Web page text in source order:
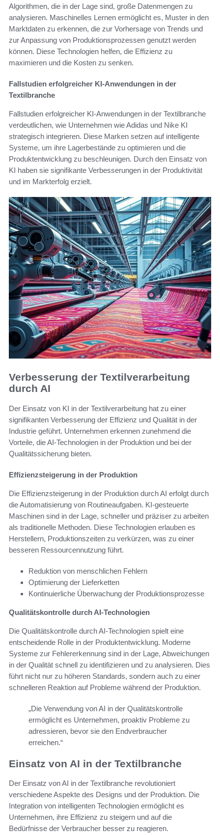
Algorithmen, die in der Lage sind, große Datenmengen zu
analysieren. Maschinelles Lernen ermöglicht es, Muster in den
Marktdaten zu erkennen, die zur Vorhersage von Trends und
zur Anpassung von Produktionsprozessen genutzt werden
können. Diese Technologien helfen, die Effizienz zu
maximieren und die Kosten zu senken.
Fallstudien erfolgreicher KI-Anwendungen in der
Textilbranche
Fallstudien erfolgreicher KI-Anwendungen in der Textilbranche
verdeutlichen, wie Unternehmen wie Adidas und Nike KI
strategisch integrieren. Diese Marken setzen auf intelligente
Systeme, um ihre Lagerbestände zu optimieren und die
Produktentwicklung zu beschleunigen. Durch den Einsatz von
KI haben sie signifikante Verbesserungen in der Produktivität
und im Markterfolg erzielt.
Verbesserung der Textilverarbeitung
durch AI
Der Einsatz von KI in der Textilverarbeitung hat zu einer
signifikanten Verbesserung der Effizienz und Qualität in der
Industrie geführt. Unternehmen erkennen zunehmend die
Vorteile, die AI-Technologien in der Produktion und bei der
Qualitätssicherung bieten.
Effizienzsteigerung in der Produktion
Die Effizienzsteigerung in der Produktion durch AI erfolgt durch
die Automatisierung von Routineaufgaben. KI-gesteuerte
Maschinen sind in der Lage, schneller und präziser zu arbeiten
als traditionelle Methoden. Diese Technologien erlauben es
Herstellern, Produktionszeiten zu verkürzen, was zu einer
besseren Ressourcennutzung führt.
Reduktion von menschlichen Fehlern
Optimierung der Lieferketten
Kontinuierliche Überwachung der Produktionsprozesse
Qualitätskontrolle durch AI-Technologien
Die Qualitätskontrolle durch AI-Technologien spielt eine
entscheidende Rolle in der Produktentwicklung. Moderne
Systeme zur Fehlererkennung sind in der Lage, Abweichungen
in der Qualität schnell zu identifizieren und zu analysieren. Dies
führt nicht nur zu höheren Standards, sondern auch zu einer
schnelleren Reaktion auf Probleme während der Produktion.
„Die Verwendung von AI in der Qualitätskontrolle
ermöglicht es Unternehmen, proaktiv Probleme zu
adressieren, bevor sie den Endverbraucher
erreichen.“
Einsatz von AI in der Textilbranche
Der Einsatz von AI in der Textilbranche revolutioniert
verschiedene Aspekte des Designs und der Produktion. Die
Integration von intelligenten Technologien ermöglicht es
Unternehmen, ihre Effizienz zu steigern und auf die
Bedürfnisse der Verbraucher besser zu reagieren.